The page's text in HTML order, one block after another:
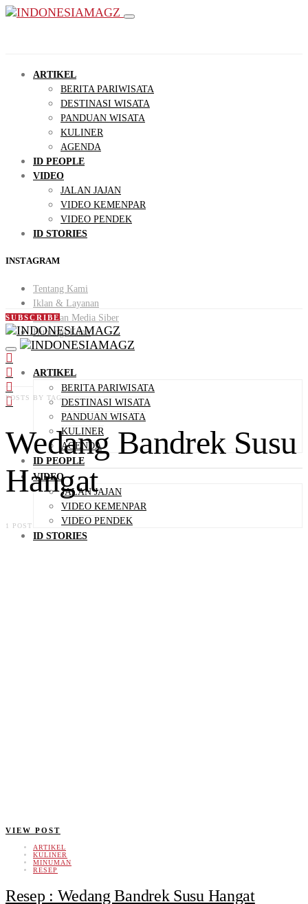
ARTIKEL
BERITA PARIWISATA
DESTINASI WISATA
PANDUAN WISATA
KULINER
AGENDA
ID PEOPLE
VIDEO
JALAN JAJAN
VIDEO KEMENPAR
VIDEO PENDEK
ID STORIES
INSTAGRAM
Tentang Kami
Iklan & Layanan
Pedoman Media Siber
Hubungi Kami
SUBSCRIBE
ARTIKEL
BERITA PARIWISATA
DESTINASI WISATA
PANDUAN WISATA
KULINER
AGENDA
ID PEOPLE
VIDEO
JALAN JAJAN
VIDEO KEMENPAR
VIDEO PENDEK
ID STORIES
POSTS BY TAG
Wedang Bandrek Susu
Hangat
1 POST
VIEW POST
ARTIKEL
KULINER
MINUMAN
RESEP
Resep : Wedang Bandrek Susu Hangat